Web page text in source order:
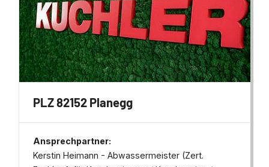
PLZ 82152 Planegg
Ansprechpartner:
Kerstin Heimann - Abwassermeister (Zert.